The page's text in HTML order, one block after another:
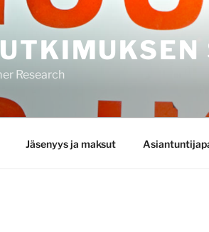
Research
Jäsenyys ja maksut